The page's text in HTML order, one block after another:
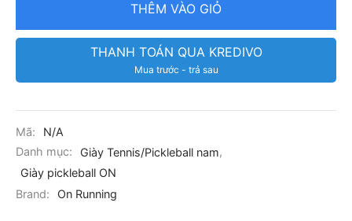
THÊM VÀO GIỎ
THANH TOÁN QUA KREDIVO
Mua trước - trả sau
Mã:
N/A
Danh mục:
Giày Tennis/Pickleball nam,
Giày pickleball ON
Brand:
On Running